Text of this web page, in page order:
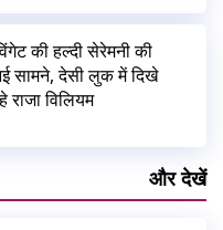
की हल्दी सेरेमनी की
सामने, देसी लुक में दिखे
राजा विलियम
और देखें